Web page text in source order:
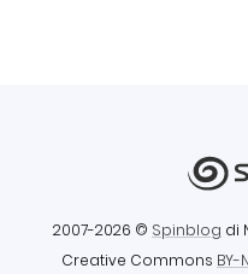
2007-2026 © Spinblog di
Creative Commons BY-